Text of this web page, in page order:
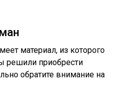
материал, из которого
решили приобрести
обратите внимание на